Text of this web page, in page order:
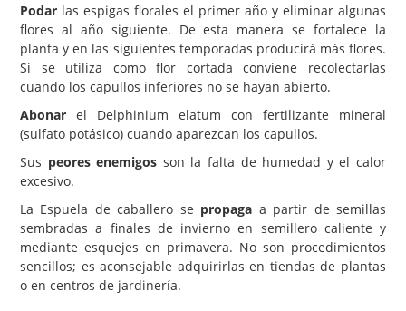
Podar las espigas florales el primer año y eliminar algunas
flores al año siguiente. De esta manera se fortalece la
planta y en las siguientes temporadas producirá más flores.
Si se utiliza como flor cortada conviene recolectarlas
cuando los capullos inferiores no se hayan abierto.
Abonar el Delphinium elatum con fertilizante mineral
(sulfato potásico) cuando aparezcan los capullos.
Sus peores enemigos son la falta de humedad y el calor
excesivo.
La Espuela de caballero se propaga a partir de semillas
sembradas a finales de invierno en semillero caliente y
mediante esquejes en primavera. No son procedimientos
sencillos; es aconsejable adquirirlas en tiendas de plantas
o en centros de jardinería.